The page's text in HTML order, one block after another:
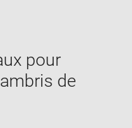
pour
de